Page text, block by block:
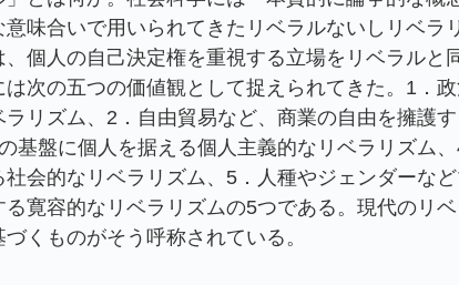
味合いで用いられてきたリベラルないしリベラ
個人の自己決定権を重視する立場をリベラルと
次の五つの価値観として捉えられてきた。1．
リズム、2．自由貿易など、商業の自由を擁護
基盤に個人を据える個人主義的なリベラリズム
会的なリベラリズム、5．人種やジェンダーな
寛容的なリベラリズムの5つである。現代のリ
くものがそう呼称されている。